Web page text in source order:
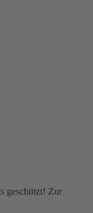
geschützt! Zur